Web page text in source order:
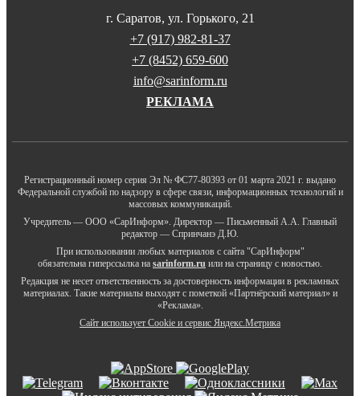
г. Саратов, ул. Горького, 21
+7 (917) 982-81-37
+7 (8452) 659-600
info@sarinform.ru
РЕКЛАМА
Регистрационный номер серия Эл № ФС77-80393 от 01 марта 2021 г. выдано
Федеральной службой по надзору в сфере связи, информационных технологий и
массовых коммуникаций.
Учредитель — ООО «СарИнформ». Директор — Письменный А.А. Главный
редактор — Спринчанэ Д.Ю.
При использовании любых материалов с сайта "СарИнформ"
обязательна гиперссылка на sarinform.ru или на страницу с новостью.
Редакция не несет ответственность за достоверность информации в рекламных
материалах. Такие материалы выходят с пометкой «Партнёрский материал» и
«Реклама».
Сайт использует Cookie и сервиc Яндекс.Метрика